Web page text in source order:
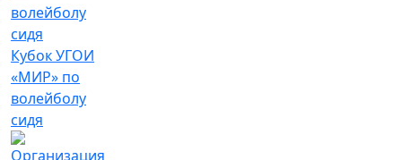
Кубок УГОИ
«МИР» по
волейболу
сидя